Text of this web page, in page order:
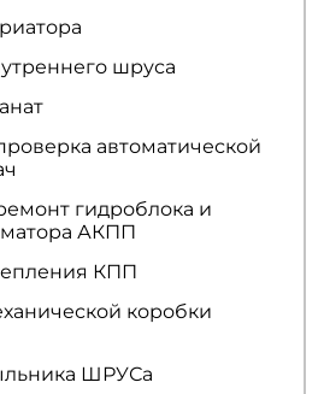
шруса
автоматической
гидроблока и
АКПП
КПП
коробки
ШРУСа